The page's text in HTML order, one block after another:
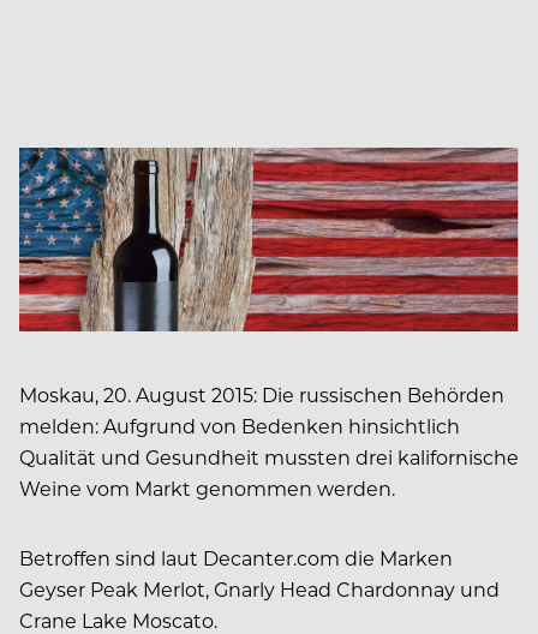
Moskau, 20. August 2015: Die russischen Behörden
melden: Aufgrund von Bedenken hinsichtlich
Qualität und Gesundheit mussten drei kalifornische
Weine vom Markt genommen werden.
Betroffen sind laut Decanter.com die Marken
Geyser Peak Merlot, Gnarly Head Chardonnay und
Crane Lake Moscato.